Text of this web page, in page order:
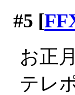
#5 [
お正
テレ